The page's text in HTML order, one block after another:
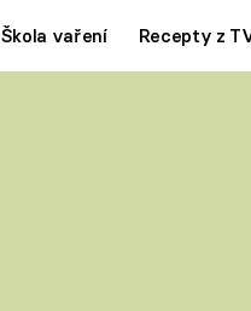
Škola vaření Recepty z